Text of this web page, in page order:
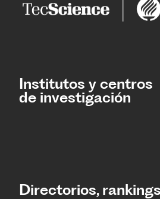
Institutos y centros
de investigación
Directorios,